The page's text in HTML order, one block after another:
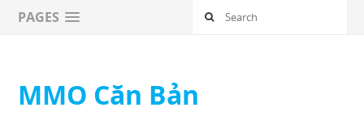
PAGES
MMO Căn Bản